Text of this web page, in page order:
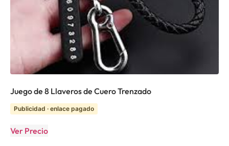
Juego de 8 Llaveros de Cuero Trenzado
Publicidad · enlace pagado
Ver Precio